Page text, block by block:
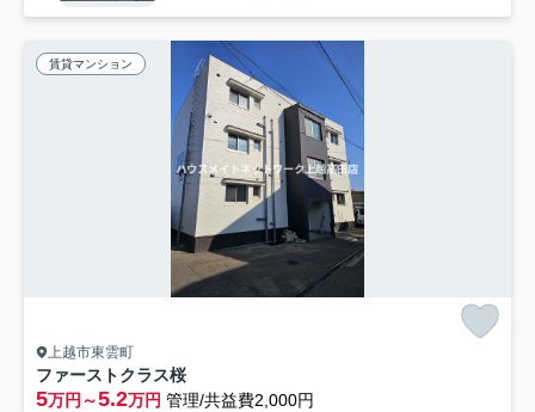
賃貸マンション
上越市東雲町
ファーストクラス桜
5万円～5.2万円 管理/共益費2,000円